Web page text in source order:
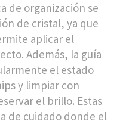
de organización se
de cristal, ya que
aplicar el
Además, la guía
el estado
y limpiar con
el brillo. Estas
de cuidado donde el